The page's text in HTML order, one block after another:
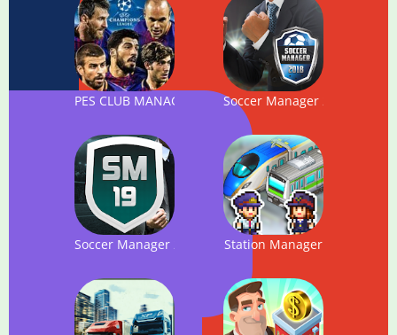
PES CLUB MANAGER Soccer Manager 2018
Soccer Manager 2019 - Top Football Management
Station Manager